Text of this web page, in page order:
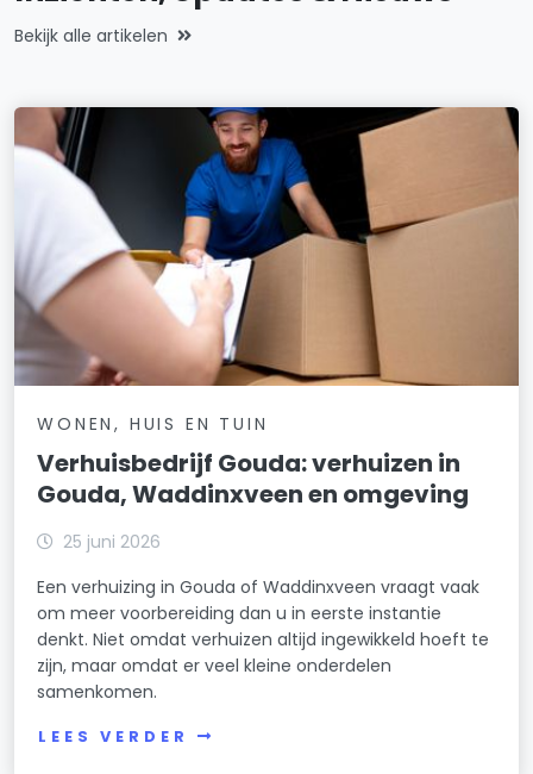
Bekijk alle artikelen
WONEN, HUIS EN TUIN
Verhuisbedrijf Gouda: verhuizen in
Gouda, Waddinxveen en omgeving
25 juni 2026
Een verhuizing in Gouda of Waddinxveen vraagt vaak
om meer voorbereiding dan u in eerste instantie
denkt. Niet omdat verhuizen altijd ingewikkeld hoeft te
zijn, maar omdat er veel kleine onderdelen
samenkomen.
LEES VERDER